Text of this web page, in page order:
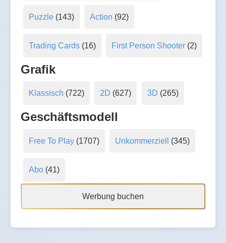
Puzzle(143) Action (92)
Trading Cards(16) First Person Shooter (2)
Grafik
Klassisch (722) 2D (627) 3D (265)
Geschäftsmodell
Free To Play(1707) Unkommerziell (345)
Abo(41)
Werbung buchen